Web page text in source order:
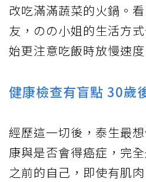
改吃滿滿蔬菜的火鍋。
友，のの小姐的生活方
始更注意吃飯時放慢速
健康檢查有盲點 30歲
經歷這一切後，泰生最
康與是否會得癌症，完
之前的自己，即使有肌